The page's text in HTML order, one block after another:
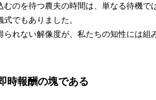
むのを待つ農夫の時間は、単なる待機で
でもありました。
れない解像度が、私たちの知性には組
報酬の塊である